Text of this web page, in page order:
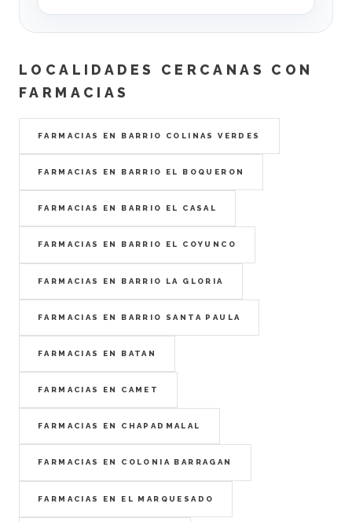
LOCALIDADES CERCANAS CON
FARMACIAS
FARMACIAS EN BARRIO COLINAS VERDES
FARMACIAS EN BARRIO EL BOQUERON
FARMACIAS EN BARRIO EL CASAL
FARMACIAS EN BARRIO EL COYUNCO
FARMACIAS EN BARRIO LA GLORIA
FARMACIAS EN BARRIO SANTA PAULA
FARMACIAS EN BATAN
FARMACIAS EN CAMET
FARMACIAS EN CHAPADMALAL
FARMACIAS EN COLONIA BARRAGAN
FARMACIAS EN EL MARQUESADO